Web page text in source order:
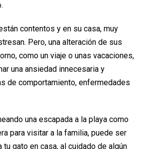
contentos y en su casa, muy
Pero, una alteración de sus
como un viaje o unas vacaciones,
una ansiedad innecesaria y
de comportamiento, enfermedades
una escapada a la playa como
para visitar a la familia, puede ser
gato en casa, al cuidado de algún